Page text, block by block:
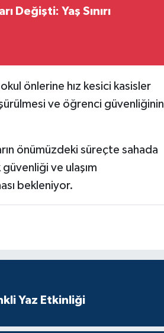
Değişti: Yaş Sınırı
önlerine hız kesici kasisler
ve öğrenci güvenliğinin
önümüzdeki süreçte sahada
ve ulaşım
bekleniyor.
Yaz Etkinliği